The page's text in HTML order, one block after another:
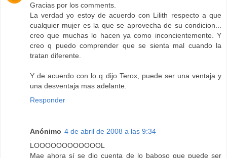
Gracias por los comments.
La verdad yo estoy de acuerdo con Lilith respecto a que
cualquier mujer es la que se aprovecha de su condicion...
creo que muchas lo hacen ya como inconcientemente. Y
creo q puedo comprender que se sienta mal cuando la
tratan diferente.
Y de acuerdo con lo q dijo Terox, puede ser una ventaja y
una desventaja mas adelante.
Responder
Anónimo 4 de abril de 2008 a las 9:34
LOOOOOOOOOOOOL
Mae ahora sí se dio cuenta de lo baboso que puede ser